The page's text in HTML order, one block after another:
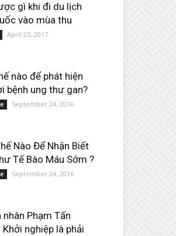
gì khi đi du lịch
vào mùa thu
April 25, 2017
nào để phát hiện
bệnh ung thư gan?
September 24, 2016
Nào Để Nhận Biết
Tế Bào Máu Sớm ?
September 24, 2016
nhân Phạm Tấn
Khởi nghiệp là phải